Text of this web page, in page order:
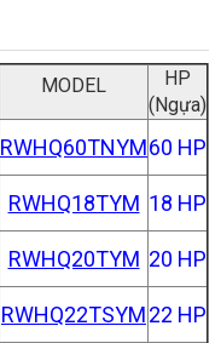
MODEL
HP
(Ngựa)
RWHQ60TNYM60 HP
RWHQ18TYM 18 HP
RWHQ20TYM 20 HP
RWHQ22TSYM22 HP